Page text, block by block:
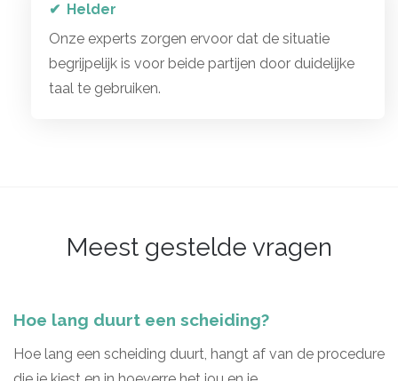
Helder
Onze experts zorgen ervoor dat de situatie
begrijpelijk is voor beide partijen door duidelijke
taal te gebruiken.
Meest gestelde vragen
Hoe lang duurt een scheiding?
Hoe lang een scheiding duurt, hangt af van de procedure